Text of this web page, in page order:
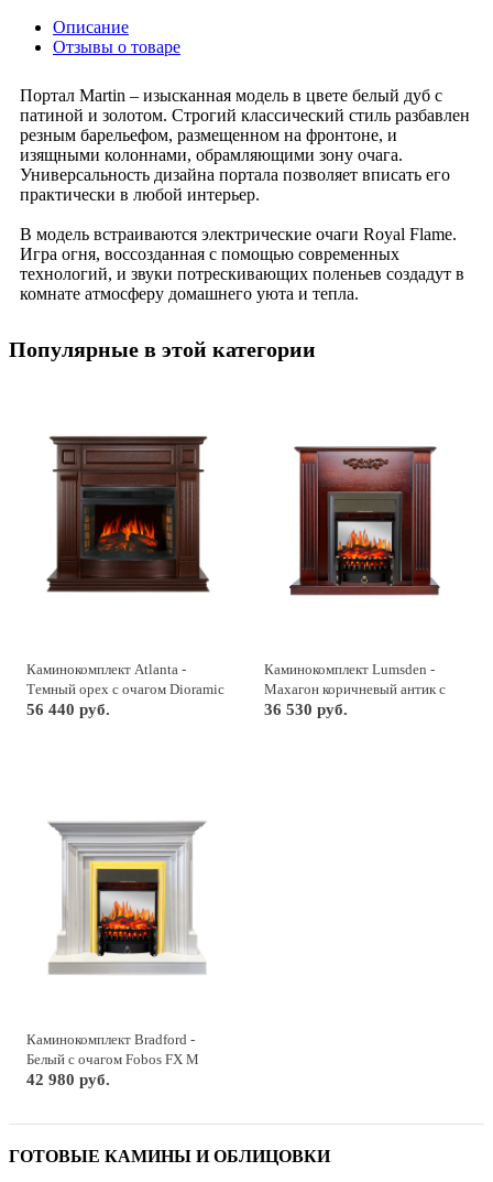
Описание
Отзывы о товаре
Портал Martin – изысканная модель в цвете белый дуб с
патиной и золотом. Строгий классический стиль разбавлен
резным барельефом, размещенном на фронтоне, и
изящными колоннами, обрамляющими зону очага.
Универсальность дизайна портала позволяет вписать его
практически в любой интерьер.
В модель встраиваются электрические очаги Royal Flame.
Игра огня, воссозданная с помощью современных
технологий, и звуки потрескивающих поленьев создадут в
комнате атмосферу домашнего уюта и тепла.
Популярные в этой категории
Каминокомплект Atlanta -
Темный орех с очагом Dioramic
25 LED FX
56 440 руб.
Каминокомплект Lumsden -
Махагон коричневый антик с
очагом Fobos FX M Black
36 530 руб.
Каминокомплект Bradford -
Белый с очагом Fobos FX M
Brass
42 980 руб.
ГОТОВЫЕ КАМИНЫ И ОБЛИЦОВКИ